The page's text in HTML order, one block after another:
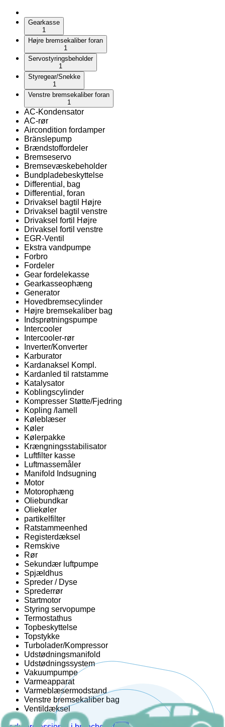
Gearkasse
1
Højre bremsekaliber foran
1
Servostyringsbeholder
1
Styregear/Snekke
1
Venstre bremsekaliber foran
1
AC-Kondensator
AC-rør
Aircondition fordamper
Bränslepump
Brændstoffordeler
Bremseservo
Bremsevæskebeholder
Bundpladebeskyttelse
Differential, bag
Differential, foran
Drivaksel bagtil Højre
Drivaksel bagtil venstre
Drivaksel fortil Højre
Drivaksel fortil venstre
EGR-Ventil
Ekstra vandpumpe
Forbro
Fordeler
Gear fordelekasse
Gearkasseophæng
Generator
Hovedbremsecylinder
Højre bremsekaliber bag
Indsprøtningspumpe
Intercooler
Intercooler-rør
Inverter/Konverter
Karburator
Kardanaksel Kompl.
Kardanled til ratstamme
Katalysator
Koblingscylinder
Kompresser Støtte/Fjedring
Kopling /lamell
Køleblæser
Køler
Kølerpakke
Krængningsstabilisator
Luftfilter kasse
Luftmassemåler
Manifold Indsugning
Motor
Motorophæng
Oliebundkar
Oliekøler
partikelfilter
Ratstammeenhed
Registerdæksel
Remskive
Rør
Sekundær luftpumpe
Spjældhus
Spreder / Dyse
Sprederrør
Startmotor
Styring servopumpe
Termostathus
Topbeskyttelse
Topstykke
Turbolader/Kompressor
Udstødningsmanifold
Udstødningssystem
Vakuumpumpe
Varmeapparat
Varmeblæsermodstand
Venstre bremsekaliber bag
Ventildæksel